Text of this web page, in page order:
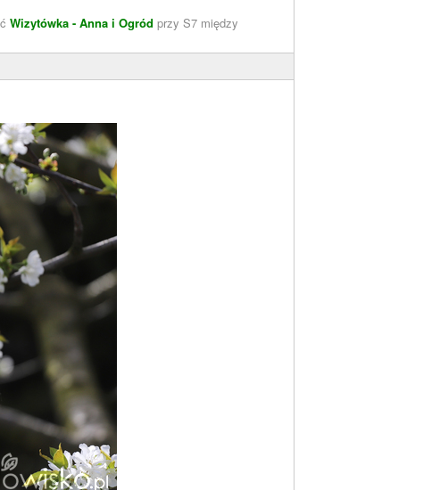
Wizytówka - Anna i Ogród przy S7 między